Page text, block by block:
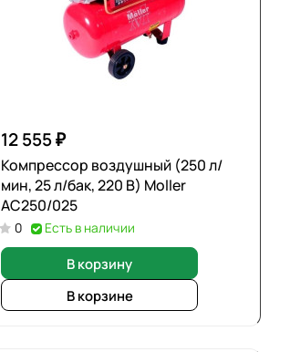
12 555 ₽
Компрессор воздушный (250 л/
мин, 25 л/бак, 220 В) Moller
AC250/025
0 Есть в наличии
В корзину
В корзине